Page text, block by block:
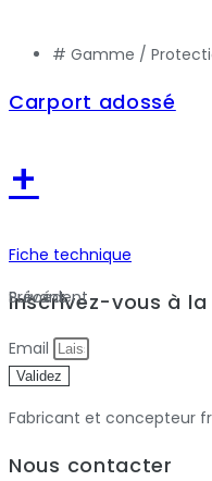
# Gamme /
Carport adossé
+
Fiche technique
Précédent
Suivant
Inscrivez-vous à
Email
Validez
Fabricant et concepteur
Nous contacter